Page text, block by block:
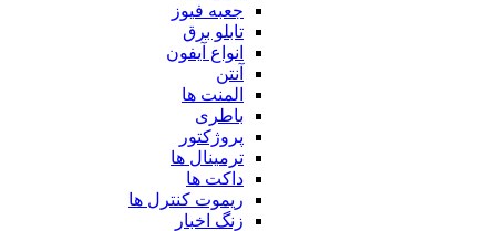
جعبه فیوز
تابلو برق
انواع آیفون
آنتن
المنت ها
باطری
پروژکتور
ترمینال ها
داکت ها
ریموت کنترل ها
زنگ اخبار